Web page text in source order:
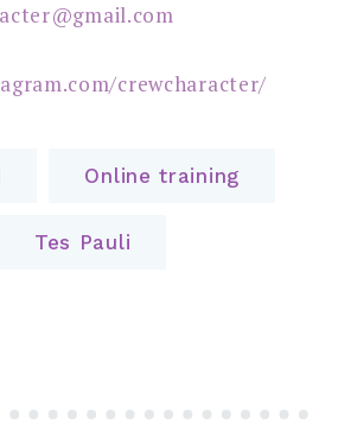
crewcharacter/
Online training
Tes Pauli